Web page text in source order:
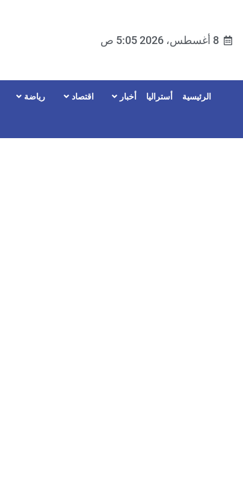
8 أغسطس، 2026 5:05 ص
الرئيسية أستراليا أخبار اقتصاد رياضة